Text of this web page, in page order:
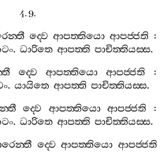
4. 9.
ද‍්වෙ ආපත‍්තියො ආපජ‍්ජති :
. ධාරිතෙ ආපත‍්ති පාචිත‍්තියස‍්ස.
ද‍්වෙ ආපත‍්තියො ආපජ‍්ජති :
. යායිතෙ ආපත‍්ති පාචිත‍්තියස‍්ස.
ද‍්වෙ ආපත‍්තියො ආපජ‍්ජති :
. ධාරිතෙ ආපත‍්ති පාචිත‍්තියස‍්ස.
ද‍්වෙ ආපත‍්තියො ආපජ‍්ජති